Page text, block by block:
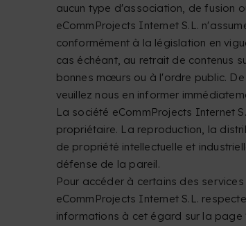
aucun type d'association, de fusion
eCommProjects Internet S.L.
conformément à la législation en
cas échéant, au retrait de contenus
bonnes mœurs ou à l'ordre public.
veuillez nous en informer
La société eCommProjects Internet
propriétaire. La reproduction, la
de propriété intellectuelle et
défense de la pareil.
Pour accéder à certains des
eCommProjects Internet S.L.
informations à cet égard sur la